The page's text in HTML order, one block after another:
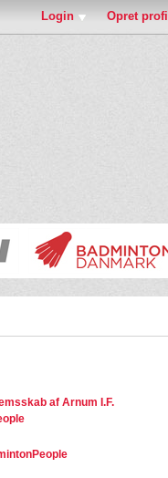
Login Opret profil
af Arnum I.F.